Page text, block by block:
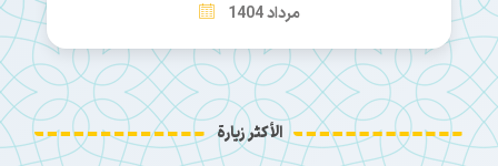
مرداد 1404
الأكثر زيارة